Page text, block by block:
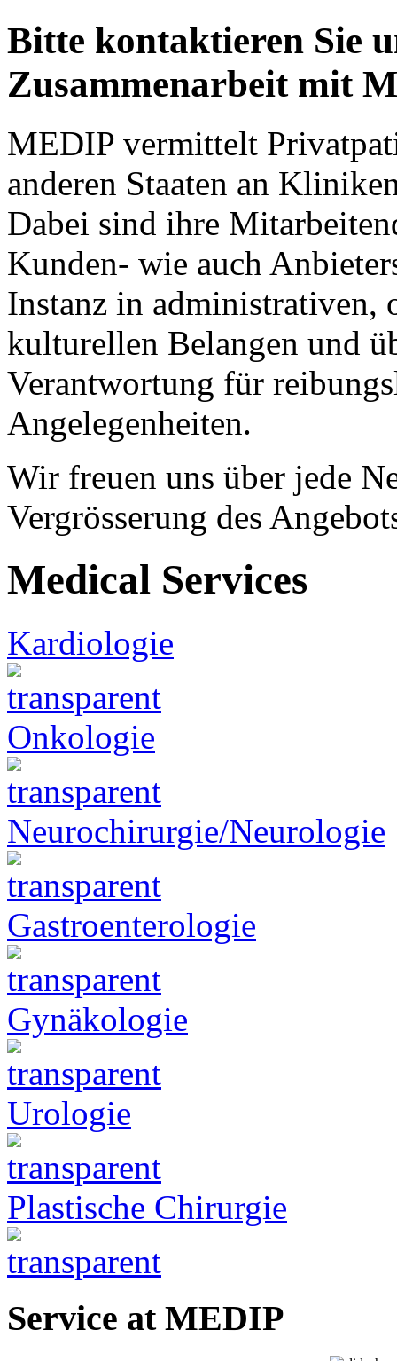
Bitte kontaktieren Sie
Zusammenarbeit mit
MEDIP vermittelt
anderen Staaten an
Dabei sind ihre
Kunden- wie auch
Instanz in administrativen,
kulturellen Belangen und
Verantwortung für
Angelegenheiten.
Wir freuen uns über jede
Vergrösserung des
Medical Services
Kardiologie
Onkologie
Neurochirurgie/Neurologie
Gastroenterologie
Gynäkologie
Urologie
Plastische Chirurgie
Service at MEDIP